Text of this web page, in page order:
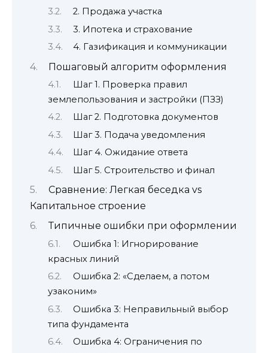
2. Продажа участка
3. Ипотека и страхование
4. Газификация и коммуникации
Пошаговый алгоритм оформления
Шаг 1. Проверка правил
землепользования и застройки (ПЗЗ)
Шаг 2. Подготовка документов
Шаг 3. Подача уведомления
Шаг 4. Ожидание ответа
Шаг 5. Строительство и финал
Сравнение: Легкая беседка vs
Капитальное строение
Типичные ошибки при оформлении
Ошибка 1: Игнорирование
красных линий
Ошибка 2: «Сделаем, а потом
узаконим»
Ошибка 3: Неправильный выбор
типа фундамента
Ошибка 4: Ограничения по